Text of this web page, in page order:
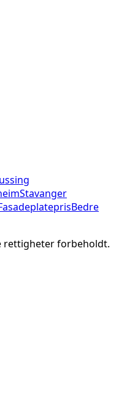
Stavanger
Bedre
rettigheter forbeholdt.